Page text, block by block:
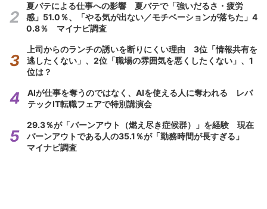
夏バテによる仕事への影響 夏バテで「強いだるさ・疲労
感」51.0％、「やる気が出ない／モチベーションが落ちた」4
0.8％ マイナビ調査
上司からのランチの誘いを断りにくい理由 3位「情報共有を
逃したくない」、2位「職場の雰囲気を悪くしたくない」、1
位は？
AIが仕事を奪うのではなく、AIを使える人に奪われる レバ
テックIT転職フェアで特別講演会
29.3％が「バーンアウト（燃え尽き症候群）」を経験 現在
バーンアウトである人の35.1％が「勤務時間が長すぎる」
マイナビ調査